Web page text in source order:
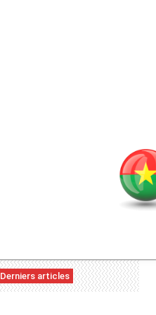
Derniers articles